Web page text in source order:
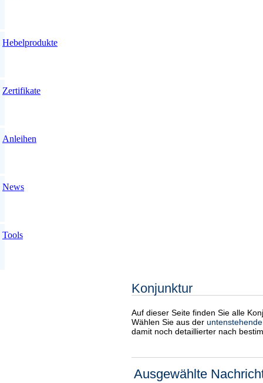
Hebelprodukte
Zertifikate
Anleihen
News
Tools
Konjunktur
Auf dieser Seite finden Sie alle
Wählen Sie aus der
damit noch detaillierter nach
Ausgewählte